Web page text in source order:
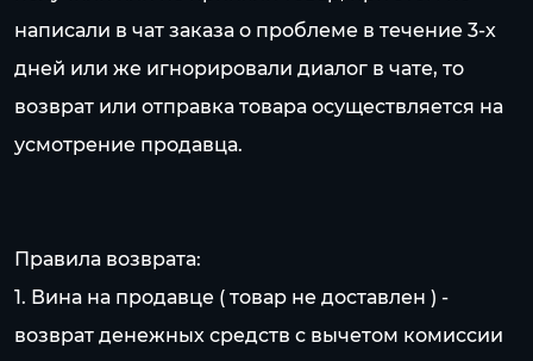
написали в чат заказа о проблеме в течение 3-х
дней или же игнорировали диалог в чате, то
возврат или отправка товара осуществляется на
усмотрение продавца.
Правила возврата:
1. Вина на продавце ( товар не доставлен ) -
возврат денежных средств с вычетом комиссии